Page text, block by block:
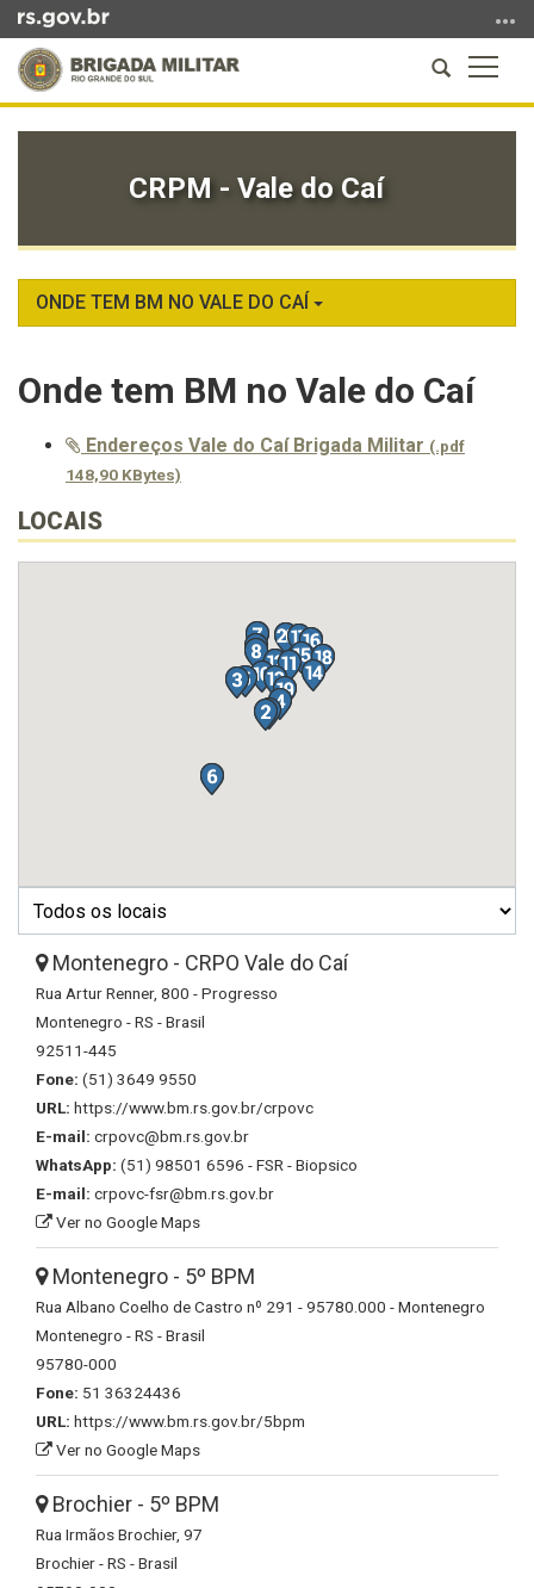
para
conteúdo
busca
a
Abrir
a
busca
CRPM - Vale do Caí
ONDE TEM BM NO VALE DO CAÍ
Onde tem BM no Vale do Caí
Endereços Vale do Caí Brigada Militar (.pdf
148,90 KBytes)
LOCAIS
Montenegro - CRPO Vale do Caí
Rua Artur Renner, 800 - Progresso
Montenegro - RS - Brasil
92511-445
Fone: (51) 3649 9550
URL: https://www.bm.rs.gov.br/crpovc
E-mail: crpovc@bm.rs.gov.br
WhatsApp: (51) 98501 6596 - FSR - Biopsico
E-mail: crpovc-fsr@bm.rs.gov.br
Ver no Google Maps
Montenegro - 5º BPM
Rua Albano Coelho de Castro nº 291 - 95780.000 - Montenegro
Montenegro - RS - Brasil
95780-000
Fone: 51 36324436
URL: https://www.bm.rs.gov.br/5bpm
Ver no Google Maps
Brochier - 5º BPM
Rua Irmãos Brochier, 97
Brochier - RS - Brasil